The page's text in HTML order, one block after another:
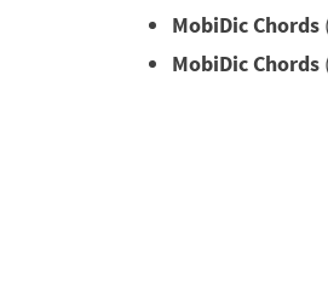
MobiDic Chords
MobiDic Chords